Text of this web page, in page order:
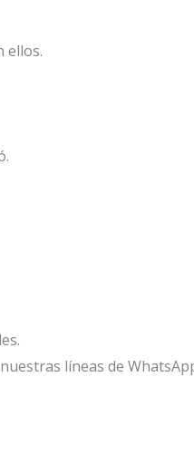
ellos.
líneas de